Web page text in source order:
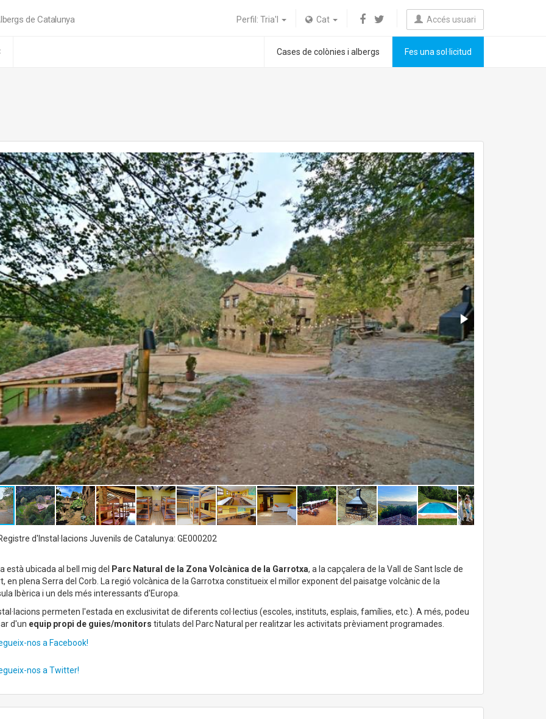
de Catalunya Accés usuari
Cat
Perfil: Tria'l
Fes una sol·licitud
Cases de colònies i albergs
d'Instal·lacions Juvenils de Catalunya: GE000202
està ubicada al bell mig del Parc Natural de la Zona Volcànica de la Garrotxa, a la capçalera de la Vall de Sant Iscle de
en plena Serra del Corb. La regió volcànica de la Garrotxa constitueix el millor exponent del paisatge volcànic de la
Ibèrica i un dels més interessants d'Europa.
permeten l'estada en exclusivitat de diferents col·lectius (escoles, instituts, esplais, famílies, etc.). A més, podeu
d'un equip propi de guies/monitors titulats del Parc Natural per realitzar les activitats prèviament programades.
nos a Facebook!
nos a Twitter!